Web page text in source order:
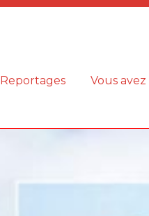
Reportages Vous